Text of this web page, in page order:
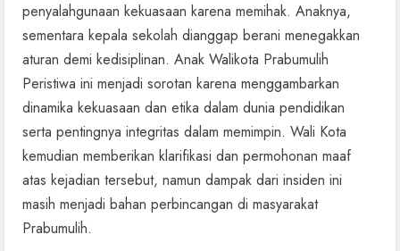
penyalahgunaan kekuasaan karena memihak. Anaknya,
sementara kepala sekolah dianggap berani menegakkan
aturan demi kedisiplinan. Anak Walikota Prabumulih
Peristiwa ini menjadi sorotan karena menggambarkan
dinamika kekuasaan dan etika dalam dunia pendidikan
serta pentingnya integritas dalam memimpin. Wali Kota
kemudian memberikan klarifikasi dan permohonan maaf
atas kejadian tersebut, namun dampak dari insiden ini
masih menjadi bahan perbincangan di masyarakat
Prabumulih.